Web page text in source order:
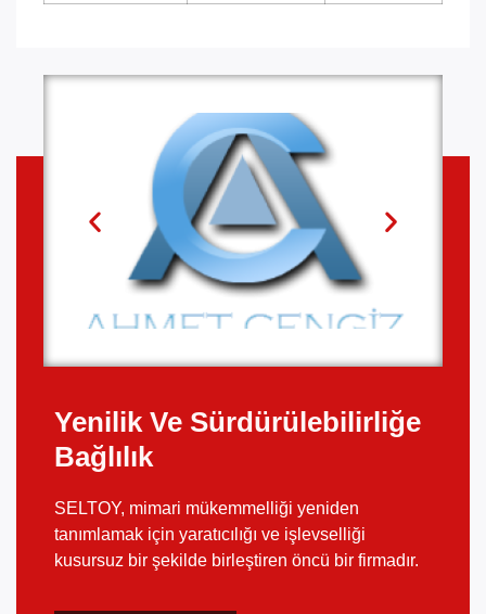
Yenilik Ve Sürdürülebilirliğe
Bağlılık
SELTOY, mimari mükemmelliği yeniden
tanımlamak için yaratıcılığı ve işlevselliği
kusursuz bir şekilde birleştiren öncü bir firmadır.